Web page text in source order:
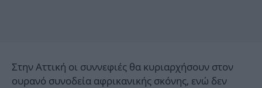
Στην Αττική οι συννεφιές θα κυριαρχήσουν στον
ουρανό συνοδεία αφρικανικής σκόνης, ενώ δεν